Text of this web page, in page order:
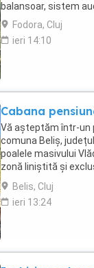
balansoar, sistem
Fodora, Cluj
ieri 14:10
Cabana
Vă așteptăm într-un
comuna Beliș,
poalele masivului
zonă liniștită și
de schi Mărișel ...
Belis, Cluj
ieri 13:24